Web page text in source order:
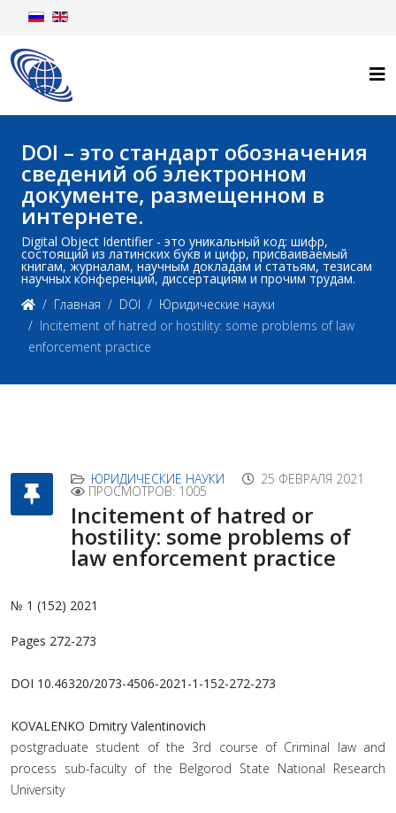
DOI – это стандарт обозначения
сведений об электронном
документе, размещенном в
интернете.
Digital Object Identifier - это уникальный код: шифр,
состоящий из латинских букв и цифр, присваиваемый
книгам, журналам, научным докладам и статьям, тезисам
научных конференций, диссертациям и прочим трудам.
Главная
DOI
Юридические науки
Incitement of hatred or hostility: some problems of law
enforcement practice
ЮРИДИЧЕСКИЕ НАУКИ 25 ФЕВРАЛЯ 2021
ПРОСМОТРОВ: 1005
Incitement of hatred or
hostility: some problems of
law enforcement practice
№ 1 (152) 2021
Pages 272-273
DOI 10.46320/2073-4506-2021-1-152-272-273
KOVALENKO Dmitry Valentinovich
postgraduate student of the 3rd course of Criminal law and
process sub-faculty of the Belgorod State National Research
University